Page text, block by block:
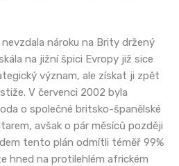
nároku na Brity držený
na jižní špici Evropy již sice
význam, ale získat ji zpět
V červenci 2002 byla
o společné britsko-španělské
avšak o pár měsíců později
tento plán odmítli téměř 99%
hned na protilehlém africkém